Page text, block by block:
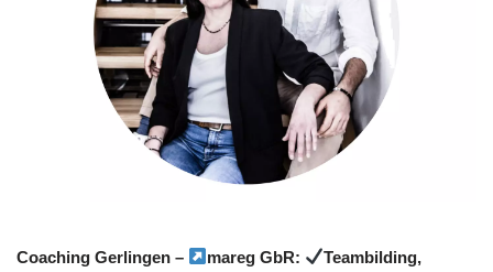
Coaching Gerlingen – mareg GbR:
Teambilding,